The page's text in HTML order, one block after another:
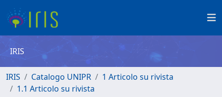
IRIS
IRIS Catalogo UNIPR
1 Articolo su rivista
1.1 Articolo su rivista